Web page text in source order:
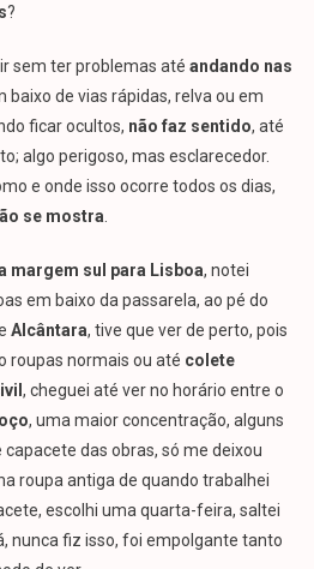
?
sem ter problemas até andando nas
baixo de vias rápidas, relva ou em
ficar ocultos, não faz sentido, até
algo perigoso, mas esclarecedor.
e onde isso ocorre todos os dias,
se mostra
margem sul para Lisboa, notei
em baixo da passarela, ao pé do
Alcântara, tive que ver de perto, pois
roupas normais ou até colete
, cheguei até ver no horário entre o
, uma maior concentração, alguns
das obras, só me deixou
roupa antiga de quando trabalhei
escolhi uma quarta-feira, saltei
nunca fiz isso, foi empolgante tanto